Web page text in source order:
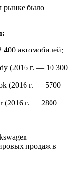
рынке было
400 автомобилей;
(2016 г. — 10 300
(2016 г. — 5700
(2016 г. — 2800
продаж в